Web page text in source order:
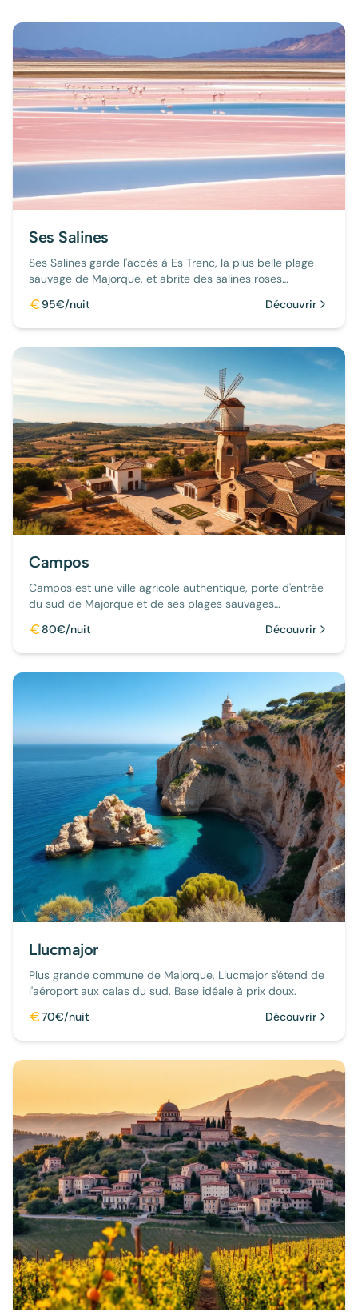
Ses Salines
Ses Salines garde l'accès à Es Trenc, la plus belle plage
sauvage de Majorque, et abrite des salines roses
95€/nuit Découvrir
Campos
Campos est une ville agricole authentique, porte d'entrée
du sud de Majorque et de ses plages sauvages
80€/nuit Découvrir
Llucmajor
Plus grande commune de Majorque, Llucmajor s'étend de
l'aéroport aux calas du sud. Base idéale à prix doux.
70€/nuit
Découvrir